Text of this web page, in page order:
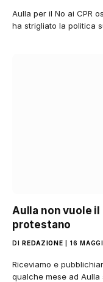
Aulla per il No ai CPR
ha strigliato la politica
Aulla non vuole il
protestano
DI REDAZIONE 16
Riceviamo e
qualche mese ad Aulla